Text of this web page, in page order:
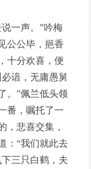
一声。”吟梅
公公毕，挹香
十分欢喜，便
谙，无庸愚舅
。”佩兰低头领
番，嘱托了一
，悲喜交集，
：“我们就此去
三只白鹤，夫